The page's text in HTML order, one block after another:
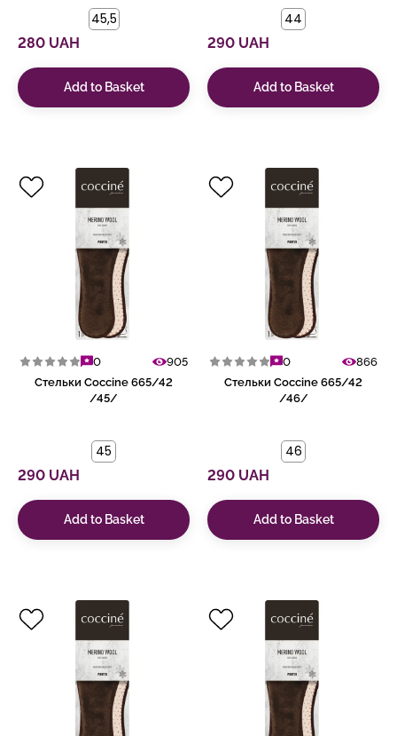
45,5
280 UAH
Add to Basket
44
290 UAH
Add to Basket
0
905
Стельки Coccine 665/42
/45/
45
290 UAH
Add to Basket
0
866
Стельки Coccine 665/42
/46/
46
290 UAH
Add to Basket